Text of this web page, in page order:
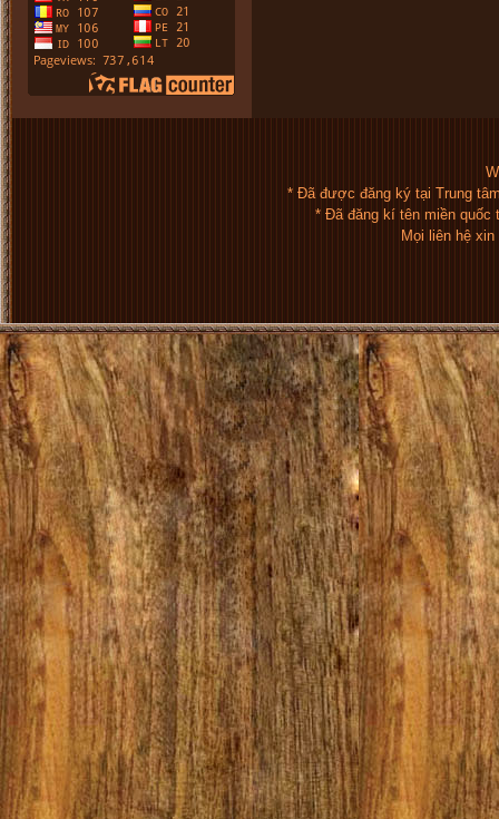
* Đã được đăng ký tại Trung
* Đã đăng kí tên miền quốc
Mọi liên hệ